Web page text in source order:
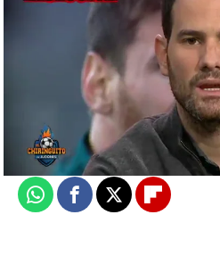
El Chiringuito
Madrid
Actualizado:
15 de
Publicado:15 de diciembre de
WhatsappFacebook
X Flipboard